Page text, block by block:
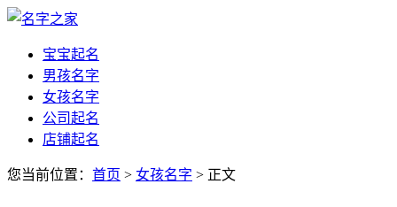
宝宝起名
男孩名字
女孩名字
公司起名
店铺起名
您当前位置： 首页 > 女孩名字 > 正文